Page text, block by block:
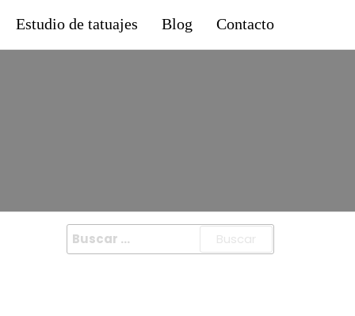
Estudio de tatuajes Blog Contacto